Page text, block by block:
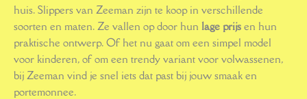
huis. Slippers van Zeeman zijn te koop in verschillende
soorten en maten. Ze vallen op door hun lage prijs en hun
praktische ontwerp. Of het nu gaat om een simpel model
voor kinderen, of om een trendy variant voor volwassenen,
bij Zeeman vind je snel iets dat past bij jouw smaak en
portemonnee.